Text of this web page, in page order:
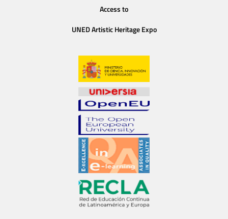
Access to
UNED Artistic Heritage Expo